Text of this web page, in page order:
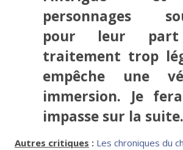
personnages
pour leur part
traitement trop
empêche une
immersion. Je
impasse sur la
Autres critiques : Les chroniques du